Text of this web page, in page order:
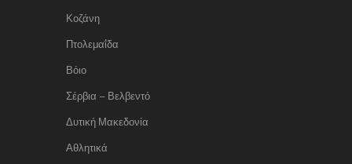
Κοζάνη
Πτολεμαΐδα
Βόιο
Σέρβια – Βελβεντό
Δυτική Μακεδονία
Αθλητικά